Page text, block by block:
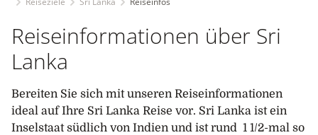
Reiseinformationen über Sri
Lanka
Bereiten Sie sich mit unseren Reiseinformationen
ideal auf Ihre Sri Lanka Reise vor. Sri Lanka ist ein
Inselstaat südlich von Indien und ist rund 1 1/2-mal so